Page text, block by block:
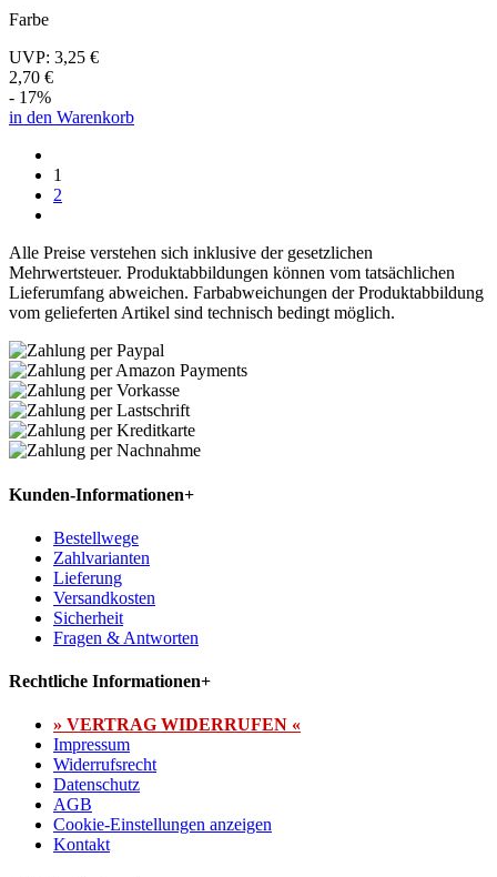
Farbe
UVP: 3,25 €
2,70 €
- 17%
in den Warenkorb
1
2
Alle Preise verstehen sich inklusive der gesetzlichen
Mehrwertsteuer. Produktabbildungen können vom tatsächlichen
Lieferumfang abweichen. Farbabweichungen der Produktabbildung
vom gelieferten Artikel sind technisch bedingt möglich.
Kunden-Informationen+
Bestellwege
Zahlvarianten
Lieferung
Versandkosten
Sicherheit
Fragen & Antworten
Rechtliche Informationen+
» VERTRAG WIDERRUFEN «
Impressum
Widerrufsrecht
Datenschutz
AGB
Cookie-Einstellungen anzeigen
Kontakt